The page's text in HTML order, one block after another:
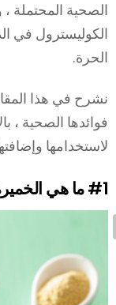
الصحية المحتملة
الكوليسترول في
الحرة.
نشرح في هذا
فوائدها الصحية ،
لاستخدامها
#1ما هي